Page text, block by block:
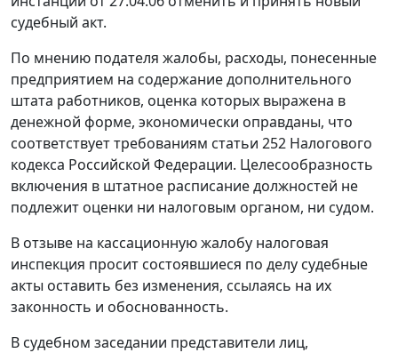
судебный акт.
По мнению подателя жалобы, расходы, понесенные
предприятием на содержание дополнительного
штата работников, оценка которых выражена в
денежной форме, экономически оправданы, что
соответствует требованиям статьи 252 Налогового
кодекса Российской Федерации. Целесообразность
включения в штатное расписание должностей не
подлежит оценки ни налоговым органом, ни судом.
В отзыве на кассационную жалобу налоговая
инспекция просит состоявшиеся по делу судебные
акты оставить без изменения, ссылаясь на их
законность и обоснованность.
В судебном заседании представители лиц,